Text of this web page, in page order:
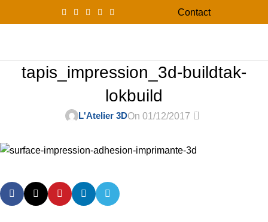
Contact
tapis_impression_3d-buildtak-
lokbuild
L'Atelier 3DOn 01/12/2017 0